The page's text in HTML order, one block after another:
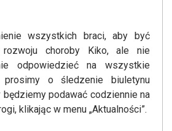
wszystkich braci, aby być
rozwoju choroby Kiko, ale nie
odpowiedzieć na wszystkie
prosimy o śledzenie biuletynu
podawać codziennie na
klikając w menu „Aktualności”.